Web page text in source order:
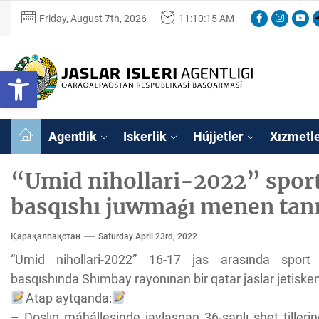
Open toolbar
content
Friday, August 7th, 2026 11:10:15 AM FacebookInstagram
Respublikası
Ózbekstan jaslar
Agentlik Iskerlik Hújjetler
“Umid nihollari-2022” sport
basqıshı juwmaǵı menen
Қарақалпақстан Saturday April 23rd, 2022
“Umid nihollari-2022” 16-17 jas arasında sport
basqıshında Shımbay rayonınan bir qatar jaslar
Atap aytqanda: